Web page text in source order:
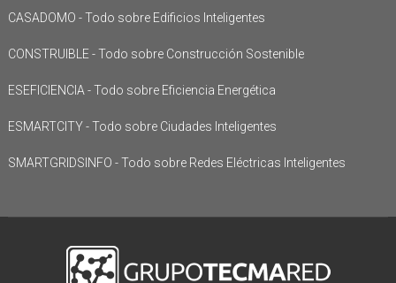
CASADOMO - Todo sobre Edificios Inteligentes
CONSTRUIBLE - Todo sobre Construcción Sostenible
ESEFICIENCIA - Todo sobre Eficiencia Energética
ESMARTCITY - Todo sobre Ciudades Inteligentes
SMARTGRIDSINFO - Todo sobre Redes Eléctricas Inteligentes